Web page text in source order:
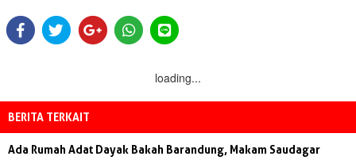
loading...
BERITA TERKAIT
Ada Rumah Adat Dayak Bakah Barandung, Makam Saudagar